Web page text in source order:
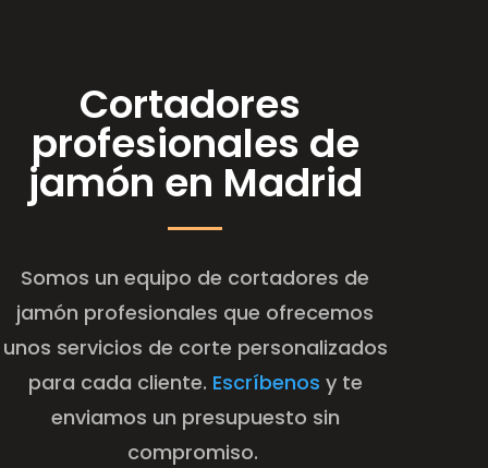
Cortadores
profesionales de
jamón en Madrid
Somos un equipo de cortadores de
jamón profesionales que ofrecemos
unos servicios de corte personalizados
para cada cliente. Escríbenos y te
enviamos un presupuesto sin
compromiso.